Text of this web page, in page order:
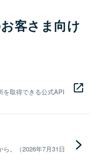
客さま向け
を取得できる公式API
。（2026年7月31日